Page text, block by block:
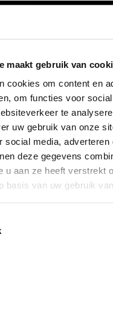
maakt gebruik van
cookies om content en
om functies voor
te
uw gebruik van onze
social media, adverteren
deze gegevens
u aan ze heeft verstrekt
basis van uw gebruik
MELON